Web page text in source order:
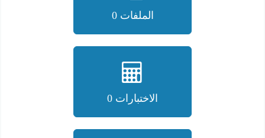
الملفات 0
الاختبارات 0